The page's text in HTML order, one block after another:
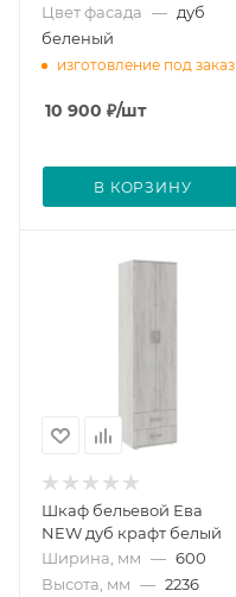
Цвет фасада — дуб
беленый
изготовление под заказ
10 900 ₽/шт
В КОРЗИНУ
Шкаф бельевой Ева
NEW дуб крафт белый
Ширина, мм — 600
Высота, мм — 2236